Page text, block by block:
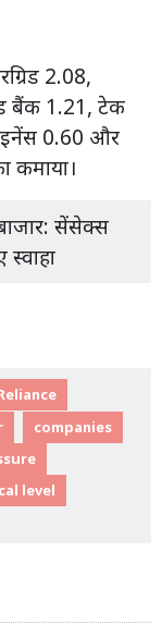
2.08,
बैंक 1.21, टेक
0.60 और
कमाया।
सेंसेक्स
companies
level